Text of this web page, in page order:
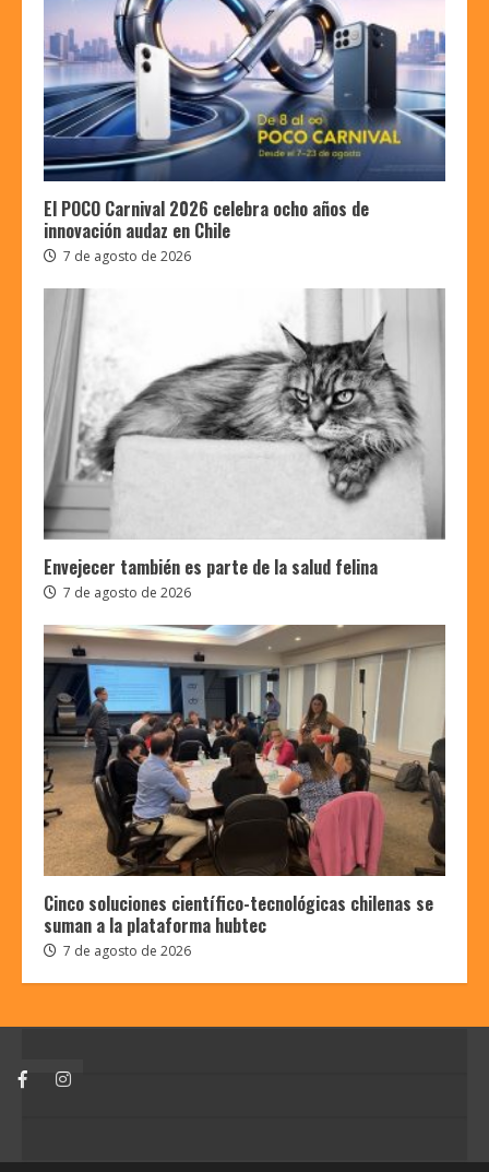
El POCO Carnival 2026 celebra ocho años de
innovación audaz en Chile
7 de agosto de 2026
Envejecer también es parte de la salud felina
7 de agosto de 2026
Cinco soluciones científico-tecnológicas chilenas se
suman a la plataforma hubtec
7 de agosto de 2026
FacebookInstagram